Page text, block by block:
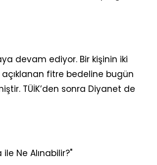
devam ediyor. Bir kişinin iki
fitre bedeline bugün
TÜİK’den sonra Diyanet de
ile Ne Alınabilir?"